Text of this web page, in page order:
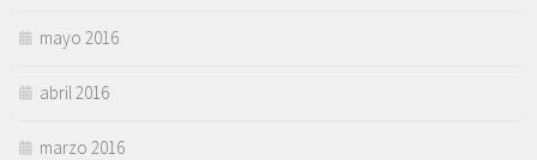
mayo 2016
abril 2016
marzo 2016